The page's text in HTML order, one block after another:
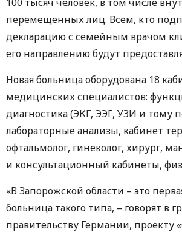
перемещенных лиц. Всем, кто
декларацию с семейным врачом
его направлению будут
Новая больница оборудована 18
медицинских специалистов:
диагностика (ЭКГ, ЭЭГ, УЗИ и тому
лабораторные анализы, кабинет
офтальмолог, гинеколог, хирург,
и консультационный кабинеты,
«В Запорожской области – это
больница такого типа, – говорят в
правительству Германии, проекту